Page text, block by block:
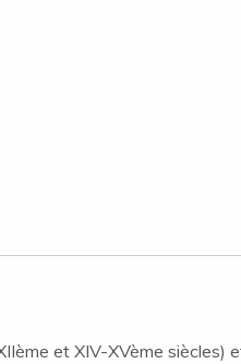
et XIV-XVème siècles)